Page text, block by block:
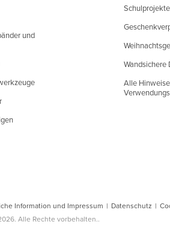
und
Wandsichere
Alle
Information und Impressum | Datenschutz |
Alle Rechte vorbehalten..